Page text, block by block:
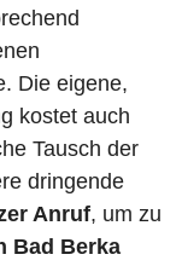
Die eigene,
kostet auch
Tausch der
dringende
Anruf, um zu
Bad Berka